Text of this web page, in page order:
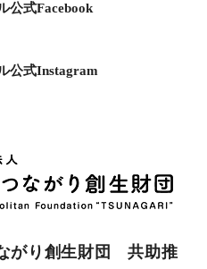
公式Facebook
公式Instagram
がり創生財団 共助推